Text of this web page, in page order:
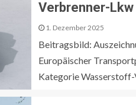
Verbrenner-Lkw
1. Dezember 2025
Beitragsbild:
Europäischer
Kategorie